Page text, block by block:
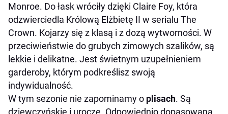
Monroe. Do łask wróciły dzięki Claire Foy, która
odzwierciedla Królową Elżbietę II w serialu The
Crown. Kojarzy się z klasą i z dozą wytworności. W
przeciwieństwie do grubych zimowych szalików, są
lekkie i delikatne. Jest świetnym uzupełnieniem
garderoby, którym podkreślisz swoją
indywidualność.
W tym sezonie nie zapominamy o plisach. Są
dziewczyńskie i urocze. Odpowiednio dopasowana